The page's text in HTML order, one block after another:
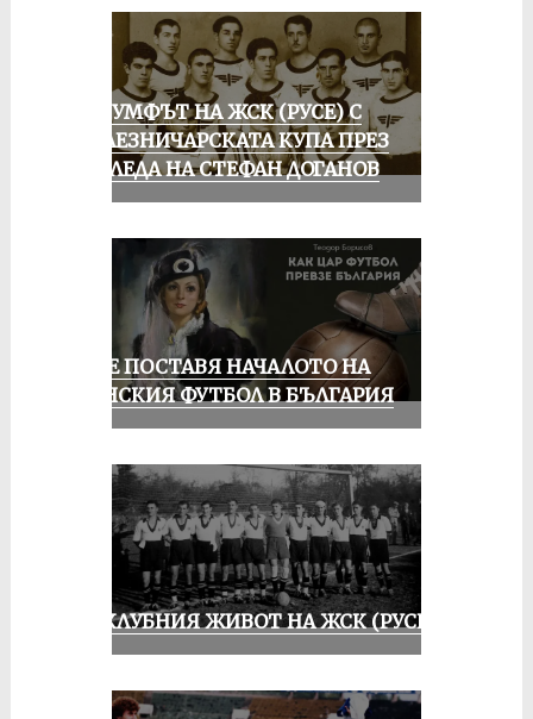
ТРИУМФЪТ НА ЖСК (РУСЕ) С
ЖЕЛЕЗНИЧАРСКАТА КУПА ПРЕЗ
ПОГЛЕДА НА СТЕФАН ДОГАНОВ
РУСЕ ПОСТАВЯ НАЧАЛОТО НА
ЖЕНСКИЯ ФУТБОЛ В БЪЛГАРИЯ
ИЗ КЛУБНИЯ ЖИВОТ НА ЖСК (РУСЕ)